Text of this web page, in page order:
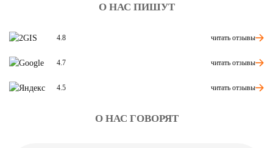
О НАС ПИШУТ
4.8 читать отзывы
4.7 читать отзывы
4.5 читать отзывы
О НАС ГОВОРЯТ